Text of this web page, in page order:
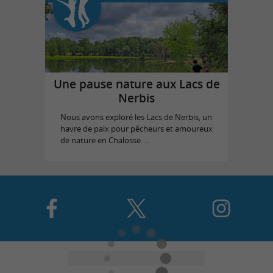
Une pause nature aux Lacs de
Nerbis
Nous avons exploré les Lacs de Nerbis, un
havre de paix pour pêcheurs et amoureux
de nature en Chalosse. ...